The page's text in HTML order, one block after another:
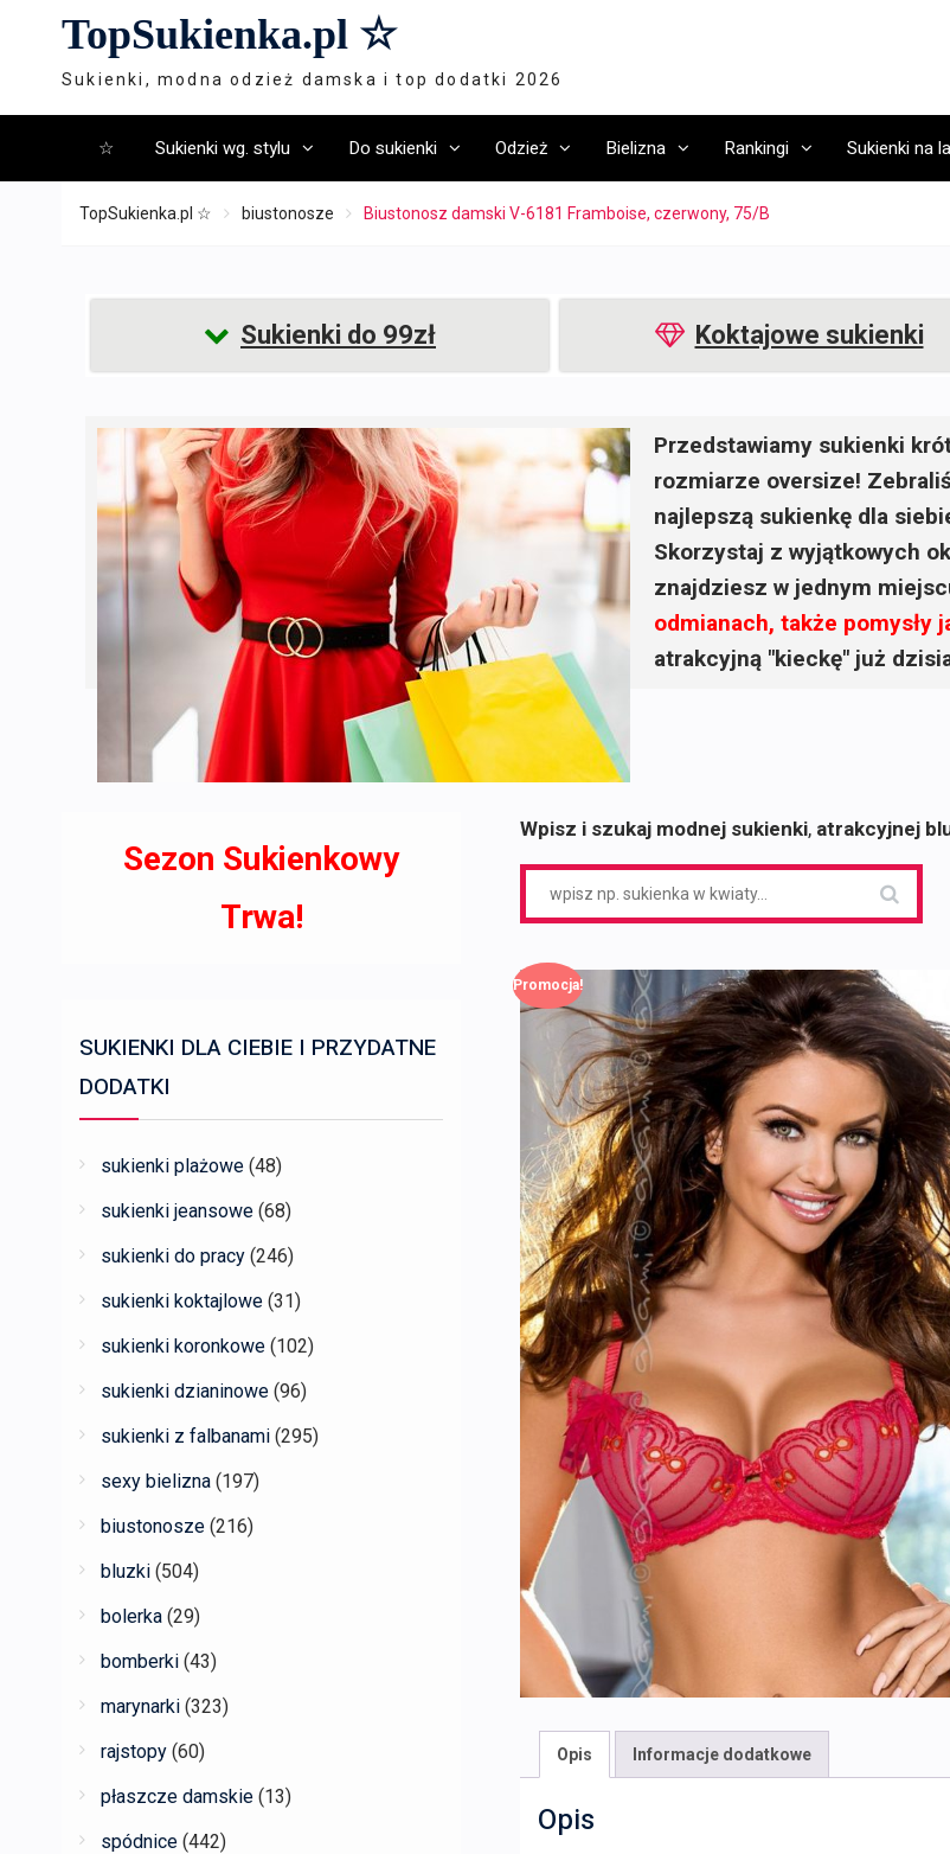
TopSukienka.pl ☆
Sukienki, modna odzież damska i top dodatki 2026
☆ Sukienki wg. stylu Do sukienki Odzież Bielizna Rankingi Sukienki na
TopSukienka.pl ☆ biustonosze Biustonosz damski V-6181 Framboise, czerwony, 75/B
Sukienki do 99zł Koktajowe sukienki
Przedstawiamy sukienki
rozmiarze oversize!
najlepszą sukienkę dla
Skorzystaj z wyjątkowych
znajdziesz w jednym
odmianach, także pomysły
atrakcyjną "kieckę" już
Wpisz i szukaj modnej sukienki, atrakcyjnej
Promocja!
Opis Informacje dodatkowe
Opis
Sezon Sukienkowy
Trwa!
SUKIENKI DLA CIEBIE I PRZYDATNE
DODATKI
sukienki plażowe (48)
sukienki jeansowe (68)
sukienki do pracy (246)
sukienki koktajlowe (31)
sukienki koronkowe (102)
sukienki dzianinowe (96)
sukienki z falbanami (295)
sexy bielizna (197)
biustonosze (216)
bluzki (504)
bolerka (29)
bomberki (43)
marynarki (323)
rajstopy (60)
płaszcze damskie (13)
spódnice (442)